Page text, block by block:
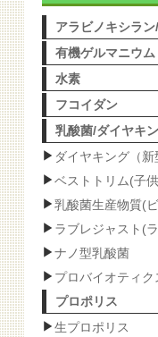
アラビノキシラ
有機ゲルマニウム
水素
フコイダン
乳酸菌/ダイヤキ
ダイヤキング（新
ベストトリム(子
乳酸菌生産物質(
ラブレジャスト(
ナノ型乳酸菌
プロバイオティク
プロポリス
生プロポリス